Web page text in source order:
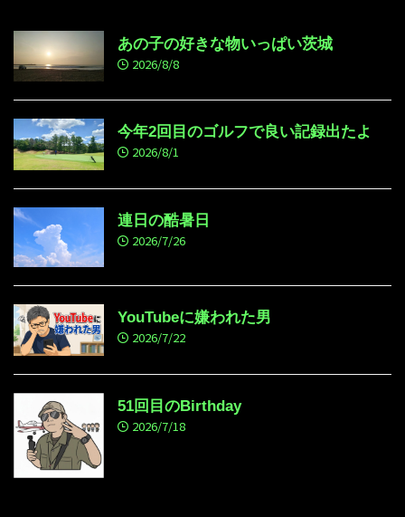
あの子の好きな物いっぱい茨城
2026/8/8
今年2回目のゴルフで良い記録出たよ
2026/8/1
連日の酷暑日
2026/7/26
YouTubeに嫌われた男
2026/7/22
51回目のBirthday
2026/7/18